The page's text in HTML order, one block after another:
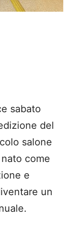
sabato
del
salone
come
e
un